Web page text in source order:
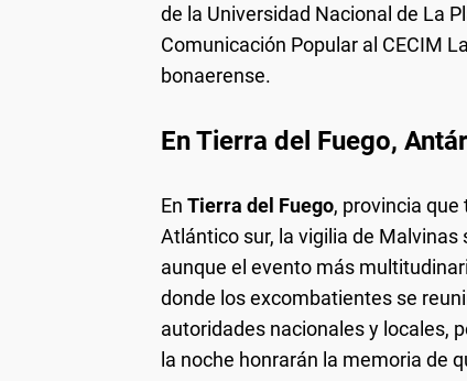
de la Universidad Nacional de La
Comunicación Popular al CECIM
bonaerense.
En Tierra del Fuego,
En Tierra del Fuego, provincia
Atlántico sur, la vigilia de Malvinas
aunque el evento más
donde los excombatientes se
autoridades nacionales y locales,
la noche honrarán la memoria de